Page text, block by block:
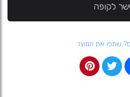
ישר לקופה
שתפו את המוצר